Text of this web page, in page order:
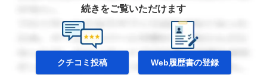
続きをご覧いただけます
クチコミ投稿 Web履歴書の登録